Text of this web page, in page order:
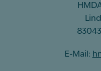
E-Mail: